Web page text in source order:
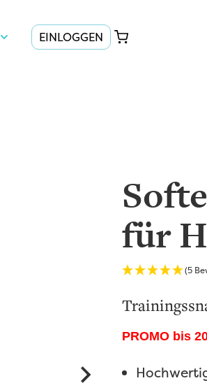
EINLOGGEN
für
(5
PROMO bis